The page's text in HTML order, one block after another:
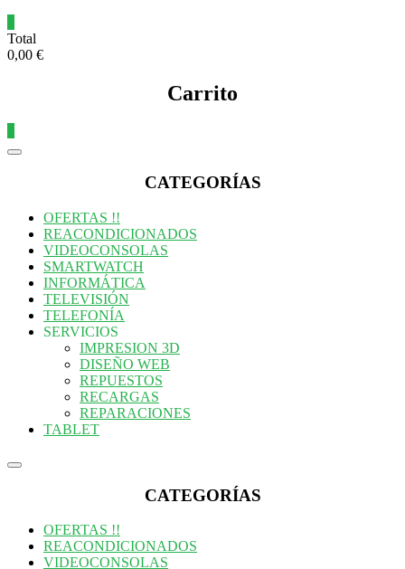
Total
0,00 €
Carrito
Menú
CATEGORÍAS
OFERTAS !!
REACONDICIONADOS
VIDEOCONSOLAS
SMARTWATCH
INFORMÁTICA
TELEVISIÓN
TELEFONÍA
SERVICIOS
IMPRESION 3D
DISEÑO WEB
REPUESTOS
RECARGAS
REPARACIONES
TABLET
Menú
CATEGORÍAS
OFERTAS !!
REACONDICIONADOS
VIDEOCONSOLAS